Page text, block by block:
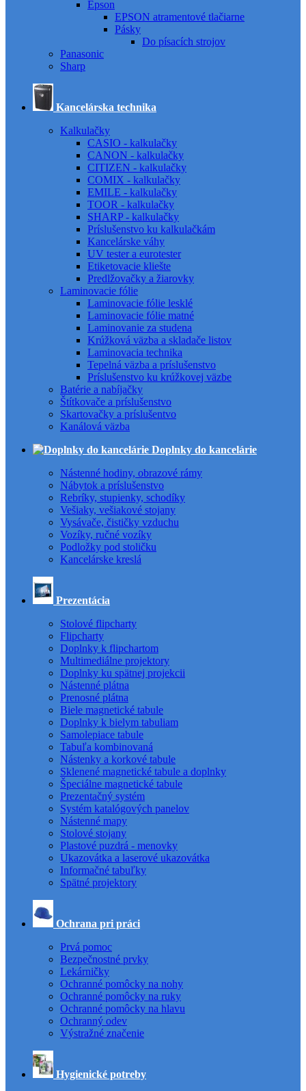
Epson
EPSON atramentové tlačiarne
Pásky
Do písacích strojov
Panasonic
Sharp
Kancelárska technika
Kalkulačky
CASIO - kalkulačky
CANON - kalkulačky
CITIZEN - kalkulačky
COMIX - kalkulačky
EMILE - kalkulačky
TOOR - kalkulačky
SHARP - kalkulačky
Príslušenstvo ku kalkulačkám
Kancelárske váhy
UV tester a eurotester
Etiketovacie kliešte
Predlžovačky a žiarovky
Laminovacie fólie
Laminovacie fólie lesklé
Laminovacie fólie matné
Laminovanie za studena
Krúžková väzba a skladače listov
Laminovacia technika
Tepelná väzba a príslušenstvo
Príslušenstvo ku krúžkovej väzbe
Batérie a nabíjačky
Štítkovače a príslušenstvo
Skartovačky a príslušentvo
Kanálová väzba
Doplnky do kancelárie
Nástenné hodiny, obrazové rámy
Nábytok a príslušenstvo
Rebríky, stupienky, schodíky
Vešiaky, vešiakové stojany
Vysávače, čističky vzduchu
Vozíky, ručné vozíky
Podložky pod stoličku
Kancelárske kreslá
Prezentácia
Stolové flipcharty
Flipcharty
Doplnky k flipchartom
Multimediálne projektory
Doplnky ku spätnej projekcii
Nástenné plátna
Prenosné plátna
Biele magnetické tabule
Doplnky k bielym tabuliam
Samolepiace tabule
Tabuľa kombinovaná
Nástenky a korkové tabule
Sklenené magnetické tabule a doplnky
Špeciálne magnetické tabule
Prezentačný systém
Systém katalógových panelov
Nástenné mapy
Stolové stojany
Plastové puzdrá - menovky
Ukazovátka a laserové ukazovátka
Informačné tabuľky
Spätné projektory
Ochrana pri práci
Prvá pomoc
Bezpečnostné prvky
Lekárničky
Ochranné pomôcky na nohy
Ochranné pomôcky na ruky
Ochranné pomôcky na hlavu
Ochranný odev
Výstražné značenie
Hygienické potreby